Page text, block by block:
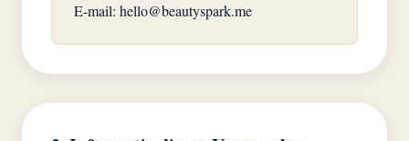
E-mail: hello@beautyspark.me